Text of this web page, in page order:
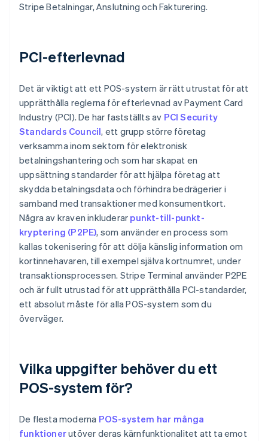
Stripe Betalningar, Anslutning och Fakturering.
PCI-efterlevnad
Det är viktigt att ett POS-system är rätt utrustat för att
upprätthålla reglerna för efterlevnad av Payment Card
Industry (PCI). De har fastställts av PCI Security
Standards Council, ett grupp större företag
verksamma inom sektorn för elektronisk
betalningshantering och som har skapat en
uppsättning standarder för att hjälpa företag att
skydda betalningsdata och förhindra bedrägerier i
samband med transaktioner med konsumentkort.
Några av kraven inkluderar punkt-till-punkt-
kryptering (P2PE), som använder en process som
kallas tokenisering för att dölja känslig information om
kortinnehavaren, till exempel själva kortnumret, under
transaktionsprocessen. Stripe Terminal använder P2PE
och är fullt utrustad för att upprätthålla PCI-standarder,
ett absolut måste för alla POS-system som du
överväger.
Vilka uppgifter behöver du ett
POS-system för?
De flesta moderna POS-system har många
funktionerutöver deras kärnfunktionalitet att ta emot